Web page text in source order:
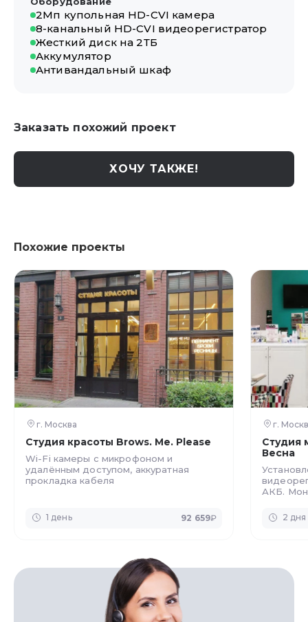
2Мп купольная HD-CVI камера
8-канальный HD-CVI видеорегистратор
Жесткий диск на 2ТБ
Аккумулятор
Антивандальный шкаф
Заказать похожий проект
ХОЧУ ТАКЖЕ!
Похожие проекты
г. Москва
Студия красоты Brows. Me. Please
Wi-Fi камеры с микрофоном и
удалённым доступом, аккуратная
прокладка кабеля
1 день 92 659₽
г.
Студия
Весна
АКБ.
2 дня